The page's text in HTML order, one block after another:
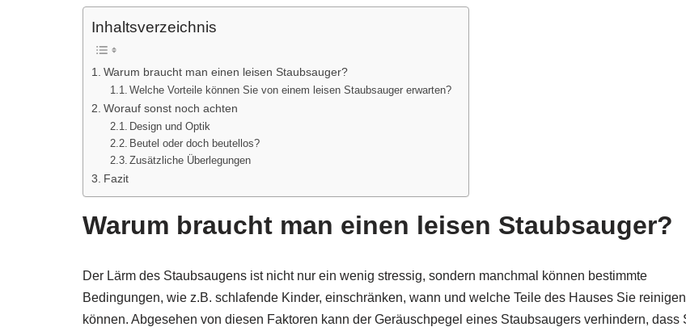
Inhaltsverzeichnis
Warum braucht man einen leisen Staubsauger?
Welche Vorteile können Sie von einem leisen Staubsauger erwarten?
Worauf sonst noch achten
Design und Optik
Beutel oder doch beutellos?
Zusätzliche Überlegungen
Fazit
Warum braucht man einen leisen Staubsauger?
Der Lärm des Staubsaugens ist nicht nur ein wenig stressig, sondern manchmal können bestimmte
Bedingungen, wie z.B. schlafende Kinder, einschränken, wann und welche Teile des Hauses Sie reinigen
können. Abgesehen von diesen Faktoren kann der Geräuschpegel eines Staubsaugers verhindern, dass